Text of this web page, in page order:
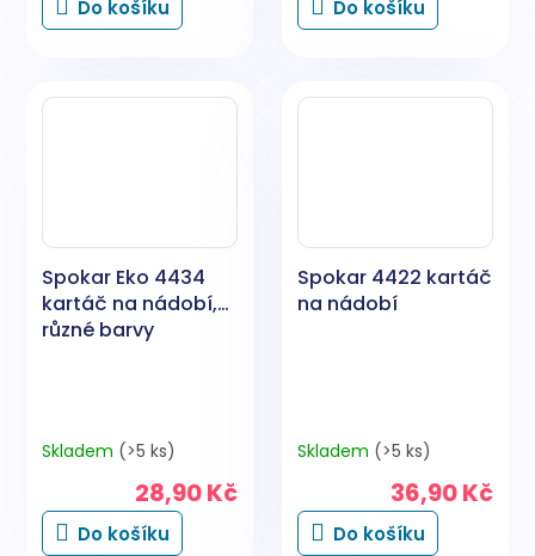
Do košíku Do košíku
Spokar Eko 4434
kartáč na nádobí,
různé barvy
Skladem (>5 ks)
28,90 Kč
Do košíku
Spokar 4422 kartáč
na nádobí
Skladem (>5 ks)
36,90 Kč
Do košíku